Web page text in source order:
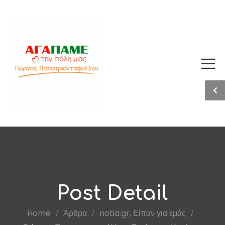
Post Detail
Home / Άρθρα / notia.gr, Είπαν για εμάς /